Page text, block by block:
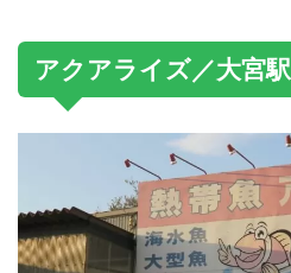
アクアライズ／大宮駅